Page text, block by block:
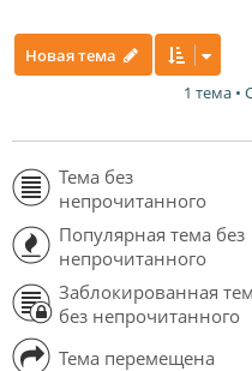
Новая тема
1 тема •
Тема без
непрочитанного
Популярная тема без
непрочитанного
Заблокированная
без непрочитанного
Тема перемещена